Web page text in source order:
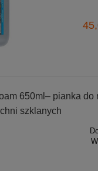
650ml– pianka do
szklanych